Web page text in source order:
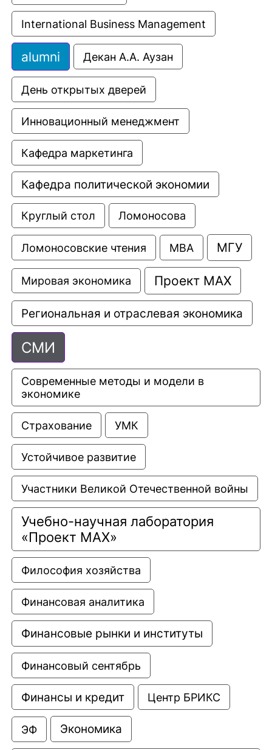
International Business Management
alumni Декан А.А. Аузан
День открытых дверей
Инновационный менеджмент
Кафедра маркетинга
Кафедра политической экономии
Круглый стол Ломоносова
Ломоносовские чтения МВА МГУ
Мировая экономика Проект МАХ
Региональная и отраслевая экономика
СМИ
Современные методы и модели в
экономике
Страхование УМК
Устойчивое развитие
Участники Великой Отечественной войны
Учебно-научная лаборатория
«Проект МАХ»
Философия хозяйства
Финансовая аналитика
Финансовые рынки и институты
Финансовый сентябрь
Финансы и кредит Центр БРИКС
ЭФ Экономика